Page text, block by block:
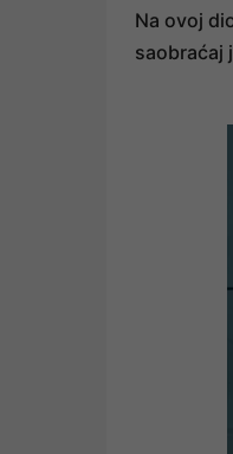
Na ovoj
saobraćaj